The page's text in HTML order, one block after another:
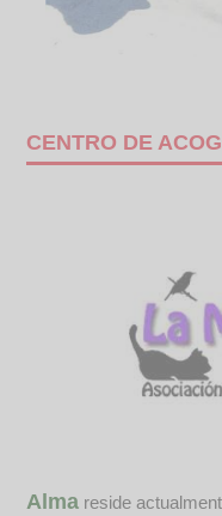
CENTRO DE
Alma reside